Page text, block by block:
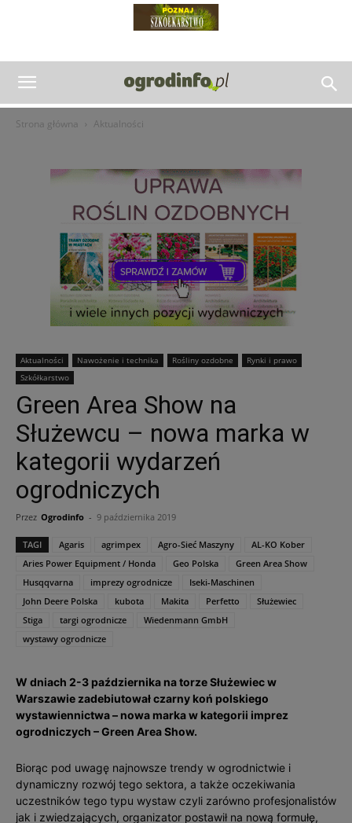
Strona główna Aktualności
Aktualności Nawożenie i technika Rośliny ozdobne
Rynki i prawo
Szkółkarstwo
Green Area Show na
Służewcu – nowa marka w
kategorii wydarzeń
ogrodniczych
Przez Ogrodinfo - 9 października 2019
TAGI Agaris agrimpex Agro-Sieć Maszyny
AL-KO Kober
Aries Power Equipment / Honda
Geo Polska
Green Area Show
Husqqvarna
imprezy ogrodnicze
Iseki-Maschinen
John Deere Polska
kubota Makita Perfetto
Służewiec
Stiga
targi ogrodnicze
Wiedenmann GmbH
wystawy ogrodnicze
W dniach 2-3 października na torze Służewiec w
Warszawie zadebiutował czarny koń polskiego
wystawiennictwa – nowa marka w kategorii imprez
ogrodniczych – Green Area Show.
Biorąc pod uwagę najnowsze trendy w ogrodnictwie i
dynamiczny rozwój tego sektora, a także oczekiwania
uczestników tego typu wystaw czyli zarówno profesjonalistów
jak i zwiedzających, organizator postawił na nową formułę,